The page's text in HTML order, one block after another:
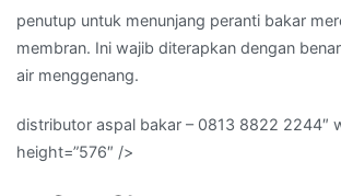
penutup untuk menunjang peranti bakar
membran. Ini wajib diterapkan dengan
air menggenang.
distributor aspal bakar – 0813 8822 2244″
height=”576″ />